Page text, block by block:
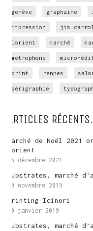
genève graphzine
impression jim
lorient marché
metrophone micro-
print rennes
sérigraphie
ARTICLES RÉCENTS.
Marché de Noël 2021
Lorient
16 décembre 2021
Substrates, marché
20 novembre 2019
Printing Icinori
30 janvier 2019
Substrates, marché